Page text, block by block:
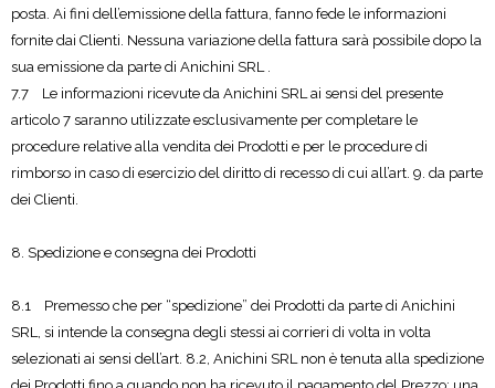
posta. Ai fini dell’emissione della fattura, fanno fede le informazioni
fornite dai Clienti. Nessuna variazione della fattura sarà possibile dopo la
sua emissione da parte di Anichini SRL .
7.7 Le informazioni ricevute da Anichini SRL ai sensi del presente
articolo 7 saranno utilizzate esclusivamente per completare le
procedure relative alla vendita dei Prodotti e per le procedure di
rimborso in caso di esercizio del diritto di recesso di cui all’art. 9. da parte
dei Clienti.
8. Spedizione e consegna dei Prodotti
8.1 Premesso che per “spedizione” dei Prodotti da parte di Anichini
SRL, si intende la consegna degli stessi ai corrieri di volta in volta
selezionati ai sensi dell’art. 8.2, Anichini SRL non è tenuta alla spedizione